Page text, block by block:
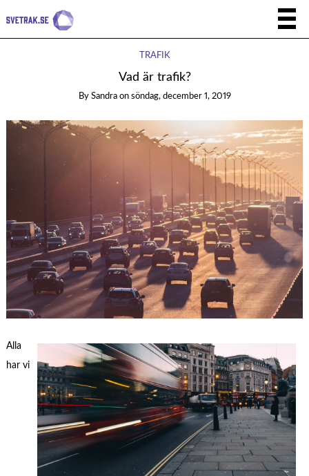
TRAFIK
Vad är trafik?
By Sandra on söndag, december 1, 2019
Alla
har vi